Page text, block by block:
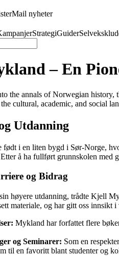
Mail nyheter
StrategiGuider
– En
the annals of Norwegian history,
cultural, academic, and social
Utdanning
i en liten bygd i Sør-Norge,
å ha fullført grunnskolen
og Bidrag
høyere utdanning, trådte Kjell
materiale, og har gitt oss
Mykland har forfattet flere
og Seminarer: Som en
til en favoritt blant studenter og